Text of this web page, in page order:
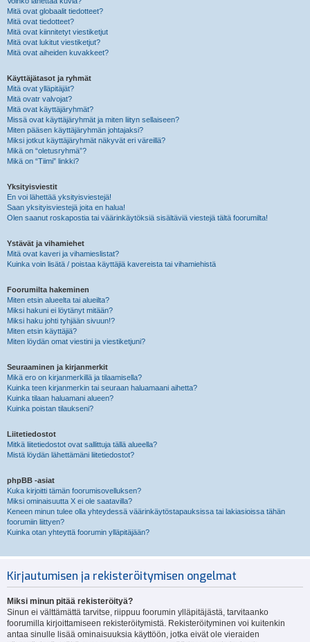
Mitä ovat globaalit tiedotteet?
Mitä ovat tiedotteet?
Mitä ovat kiinnitetyt viestiketjut
Mitä ovat lukitut viestiketjut?
Mitä ovat aiheiden kuvakkeet?
Käyttäjätasot ja ryhmät
Mitä ovat ylläpitäjät?
Mitä ovatr valvojat?
Mitä ovat käyttäjäryhmät?
Missä ovat käyttäjäryhmät ja miten liityn sellaiseen?
Miten pääsen käyttäjäryhmän johtajaksi?
Miksi jotkut käyttäjäryhmät näkyvät eri väreillä?
Mikä on “oletusryhmä”?
Mikä on “Tiimi” linkki?
Yksityisviestit
En voi lähettää yksityisviestejä!
Saan yksityisviestejä joita en halua!
Olen saanut roskapostia tai väärinkäytöksiä sisältäviä viestejä tältä foorumilta!
Ystävät ja vihamiehet
Mitä ovat kaveri ja vihamieslistat?
Kuinka voin lisätä / poistaa käyttäjiä kavereista tai vihamiehistä
Foorumilta hakeminen
Miten etsin alueelta tai alueilta?
Miksi hakuni ei löytänyt mitään?
Miksi haku johti tyhjään sivuun!?
Miten etsin käyttäjiä?
Miten löydän omat viestini ja viestiketjuni?
Seuraaminen ja kirjanmerkit
Mikä ero on kirjanmerkillä ja tilaamisella?
Kuinka teen kirjanmerkin tai seuraan haluamaani aihetta?
Kuinka tilaan haluamani alueen?
Kuinka poistan tilaukseni?
Liitetiedostot
Mitkä liitetiedostot ovat sallittuja tällä alueella?
Mistä löydän lähettämäni liitetiedostot?
phpBB -asiat
Kuka kirjoitti tämän foorumisovelluksen?
Miksi ominaisuutta X ei ole saatavilla?
Keneen minun tulee olla yhteydessä väärinkäytöstapauksissa tai lakiasioissa tähän
foorumiin liittyen?
Kuinka otan yhteyttä foorumin ylläpitäjään?
Kirjautumisen ja rekisteröitymisen ongelmat
Miksi minun pitää rekisteröityä?
Sinun ei välttämättä tarvitse, riippuu foorumin ylläpitäjästä, tarvitaanko
foorumilla kirjoittamiseen rekisteröitymistä. Rekisteröityminen voi kuitenkin
antaa sinulle lisää ominaisuuksia käyttöön, jotka eivät ole vieraiden